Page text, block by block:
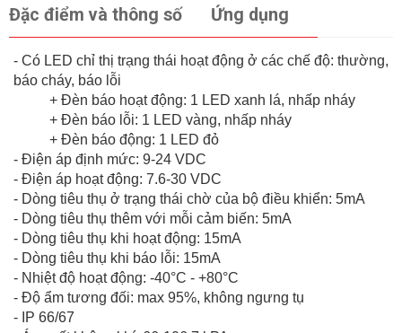
Đặc điểm và thông số Ứng dụng
- Có LED chỉ thị trạng thái hoạt động ở các chế độ: thường,
báo cháy, báo lỗi
+ Đèn báo hoạt động: 1 LED xanh lá, nhấp nháy
+ Đèn báo lỗi: 1 LED vàng, nhấp nháy
+ Đèn báo động: 1 LED đỏ
- Điện áp định mức: 9-24 VDC
- Điện áp hoạt động: 7.6-30 VDC
- Dòng tiêu thụ ở trạng thái chờ của bộ điều khiển: 5mA
- Dòng tiêu thụ thêm với mỗi cảm biến: 5mA
- Dòng tiêu thụ khi hoạt động: 15mA
- Dòng tiêu thụ khi báo lỗi: 15mA
- Nhiệt độ hoạt động: -40°C - +80°C
- Độ ẩm tương đối: max 95%, không ngưng tụ
- IP 66/67